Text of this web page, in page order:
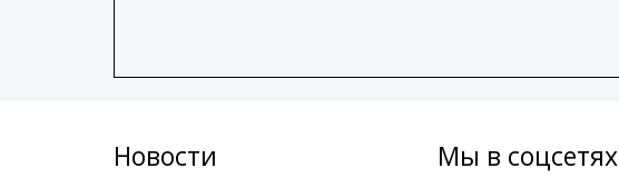
Новости Мы в соцсетях